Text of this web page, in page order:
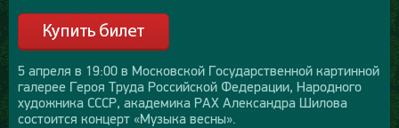
5 апреля в 19:00 в Московской Государственной картинной
галерее Героя Труда Российской Федерации, Народного
художника СССР, академика РАХ Александра Шилова
состоится концерт «Музыка весны».